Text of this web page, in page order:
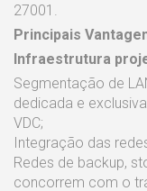
27001.
Principais
Infraestrutura
Segmentação de
dedicada e
VDC;
Integração das
Redes de backup,
concorrem com o